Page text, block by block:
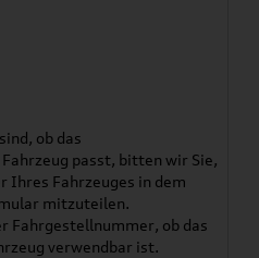
ob das
passt, bitten wir Sie,
Ihres Fahrzeuges in dem
mitzuteilen.
Fahrgestellnummer, ob das
verwendbar ist.